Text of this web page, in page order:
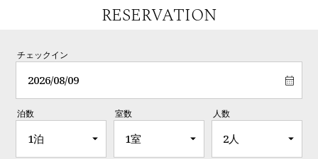
RESERVATION
チェックイン
泊数 室数 人数